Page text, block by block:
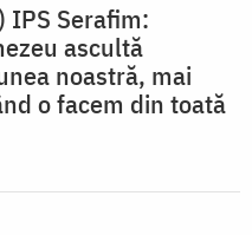
IPS Serafim:
ascultă
noastră, mai
o facem din toată